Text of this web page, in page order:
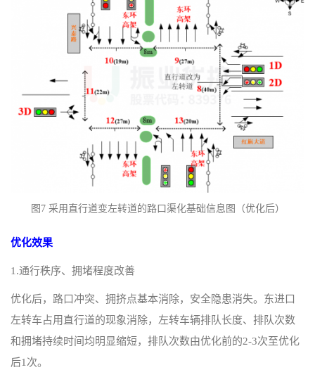
图7 采用直行道变左转道的路口渠化基础信息图（优化后）
优化效果
1.通行秩序、拥堵程度改善
优化后，路口冲突、拥挤点基本消除，安全隐患消失。东进口
左转车占用直行道的现象消除，左转车辆排队长度、排队次数
和拥堵持续时间均明显缩短，排队次数由优化前的2-3次至优化
后1次。